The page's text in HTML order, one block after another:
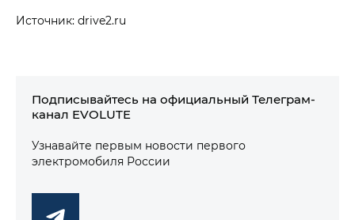
Источник: drive2.ru
Подписывайтесь на официальный Телеграм-
канал EVOLUTE
Узнавайте первым новости первого
электромобиля России